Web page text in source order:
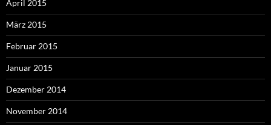
April 2015
März 2015
Februar 2015
Januar 2015
Dezember 2014
November 2014